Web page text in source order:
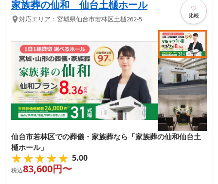
家族葬の仙和 仙台土樋ホール
対応エリア： 宮城県仙台市若林区土樋262-5 比較
仙台市若林区での葬儀・家族葬なら「家族葬の仙和仙台土
樋ホール」
★★★★★
★★★★★ 5.00
税込83,600円〜